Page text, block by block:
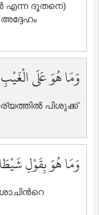
എന്ന ദൂതനെ)
وَمَا هُوَ عَلَى
പിശുക്ക്
وَمَا هُوَ بِقَوْلِ